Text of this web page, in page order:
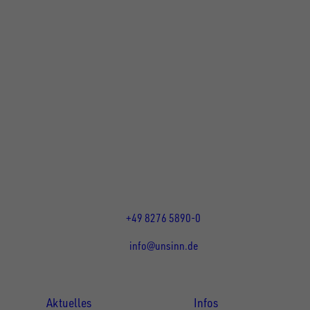
+49 8276 5890-0
info@unsinn.de
Aktuelles Infos